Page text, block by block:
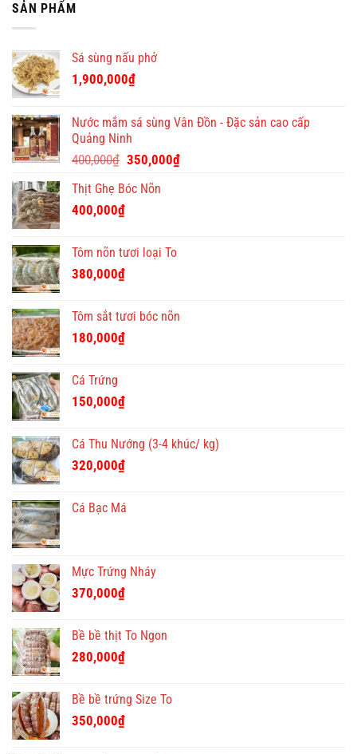
Tết
Việt
chỉ
nghĩa
độc
đáo
SẢN PHẨM
Sá sùng nấu phở
1,900,000₫
Nước mắm sá sùng Vân Đồn - Đặc sản cao cấp
Quảng Ninh
400,000₫ Giá
là:
350,000₫Giá
Thịt Ghẹ Bóc Nõn
400,000₫
Tôm nõn tươi loại To
380,000₫
Tôm sắt tươi bóc nõn
180,000₫
Cá Trứng
150,000₫
Cá Thu Nướng (3-4 khúc/ kg)
320,000₫
Cá Bạc Má
Mực Trứng Nháy
370,000₫
Bề bề thịt To Ngon
280,000₫
Bề bề trứng Size To
350,000₫